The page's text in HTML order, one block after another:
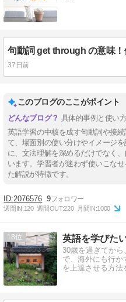
37日前
このブログのここがポイント
具体的事例と使い
英語学習の中核を成す句動詞や接
て、場面別の使い分けやイメージ
に、文法理解を深めるだけでなく
います。学習者が迷わず使いこな
た解説が特徴です。
2076576 9
週間IN:120 週間OUT:220 月間IN:1000
18
30歳を過ぎてか
で、海外にも行
を上達させる方法